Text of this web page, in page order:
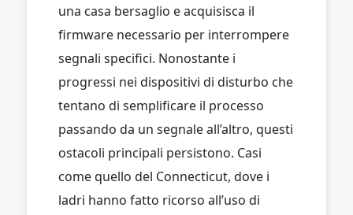
una casa bersaglio e acquisisca il
firmware necessario per interrompere
segnali specifici. Nonostante i
progressi nei dispositivi di disturbo che
tentano di semplificare il processo
passando da un segnale all’altro, questi
ostacoli principali persistono. Casi
come quello del Connecticut, dove i
ladri hanno fatto ricorso all’uso di